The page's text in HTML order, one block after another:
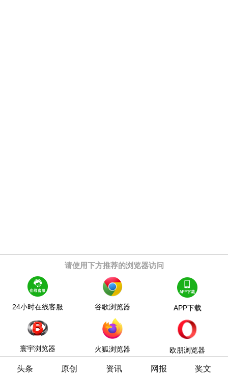
请使用下方推荐的浏览器访问
24小时在线客服 谷歌浏览器 APP下载
寰宇浏览器 火狐浏览器 欧朋浏览器
头条 原创 资讯 网报
奖文